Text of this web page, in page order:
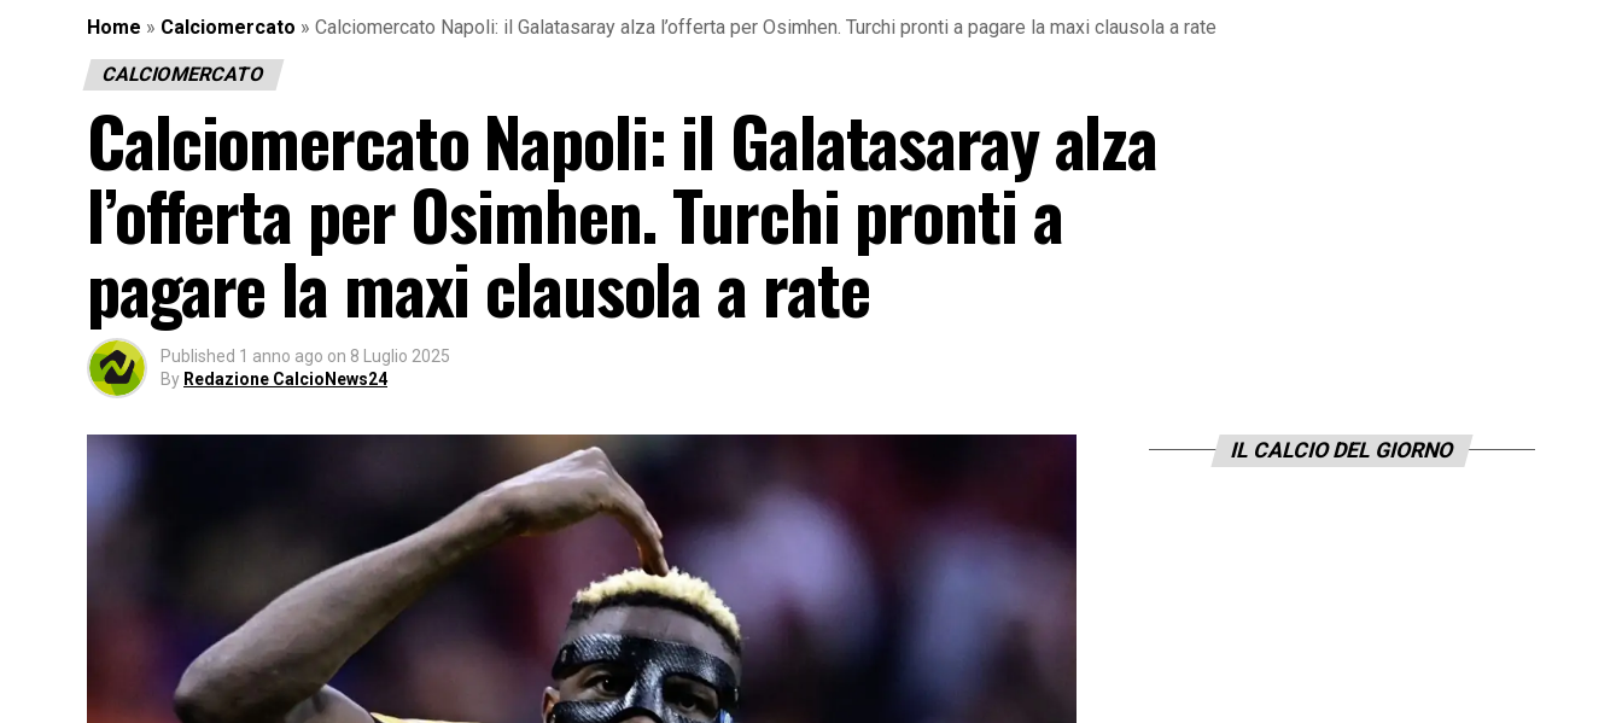
Home » Calciomercato » Calciomercato Napoli: il Galatasaray alza l’offerta per Osimhen. Turchi pronti a pagare la maxi clausola a rate
CALCIOMERCATO
Calciomercato Napoli: il Galatasaray alza
l’offerta per Osimhen. Turchi pronti a
pagare la maxi clausola a rate
Published 1 anno ago on 8 Luglio 2025
By Redazione CalcioNews24
IL CALCIO DEL GIORNO